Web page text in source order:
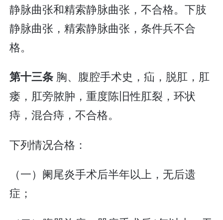
静脉曲张和精索静脉曲张，不合格。下肢
静脉曲张，精索静脉曲张，条件兵不合
格。
第十三条 胸、腹腔手术史，疝，脱肛，肛
瘘，肛旁脓肿，重度陈旧性肛裂，环状
痔，混合痔，不合格。
下列情况合格：
（一）阑尾炎手术后半年以上，无后遗
症；